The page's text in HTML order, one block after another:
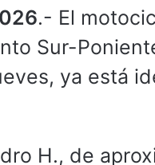
.- El
Sur-
ya está
H., de